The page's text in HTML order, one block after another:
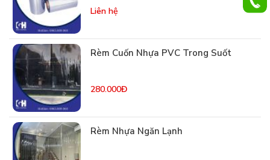
Liên hệ
Rèm Cuốn Nhựa PVC Trong Suốt
280.000Đ
Rèm Nhựa Ngăn Lạnh